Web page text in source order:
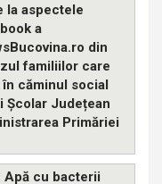
la aspectele
a
din
familiilor care
căminul social
Școlar Județean
Primăriei
Apă cu bacterii